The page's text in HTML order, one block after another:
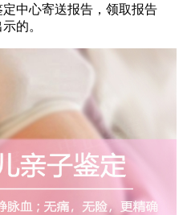
中心寄送报告，领取报告
的。